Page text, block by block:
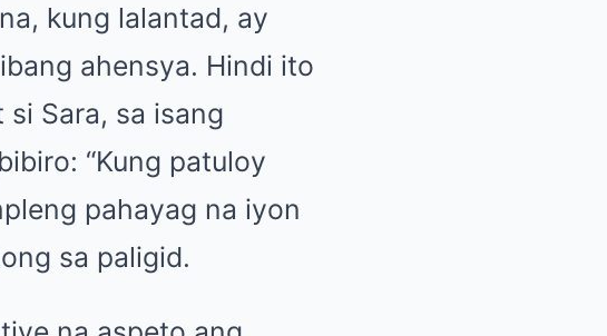
kung lalantad, ay
ahensya. Hindi ito
Sara, sa isang
“Kung patuloy
pahayag na iyon
sa paligid.